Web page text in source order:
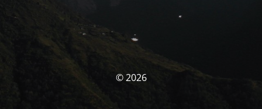
© 2026